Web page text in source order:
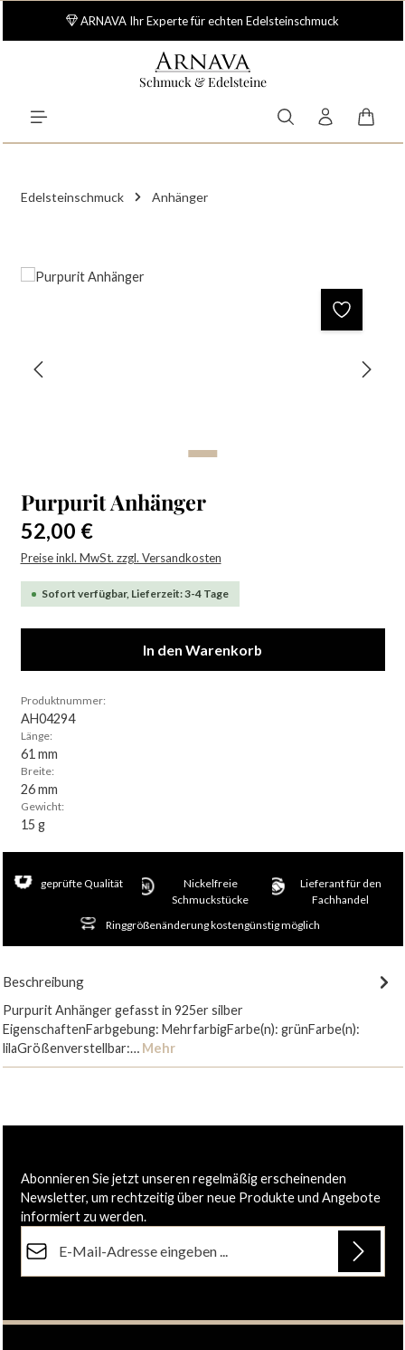
Zum Hauptinhalt springen
ARNAVA Ihr Experte für echten Edelsteinschmuck
Lieferant des Fachhandels - Über 15.000 Artikel auf Lager
Schmuck & Edelsteine
Edelsteinschmuck Anhänger
Bildergalerie überspringen
Purpurit Anhänger
Regulärer Preis:
52,00 €
Preise inkl. MwSt. zzgl. Versandkosten
Sofort verfügbar, Lieferzeit: 3-4 Tage
In den Warenkorb
Produktnummer:
AH04294
Länge:
61 mm
Breite:
26 mm
Gewicht:
15 g
geprüfte Qualität
Nickelfreie
Schmuckstücke
Lieferant für den
Fachhandel
Ringgrößenänderung kostengünstig möglich
Beschreibung
Purpurit Anhänger gefasst in 925er silber
EigenschaftenFarbgebung: MehrfarbigFarbe(n): grünFarbe(n):
lilaGrößenverstellbar:… Mehr
Abonnieren Sie jetzt unseren regelmäßig erscheinenden
Newsletter, um rechtzeitig über neue Produkte und Angebote
informiert zu werden.
Ich habe dieDatenschutzbestimmungenzur Kenntnis